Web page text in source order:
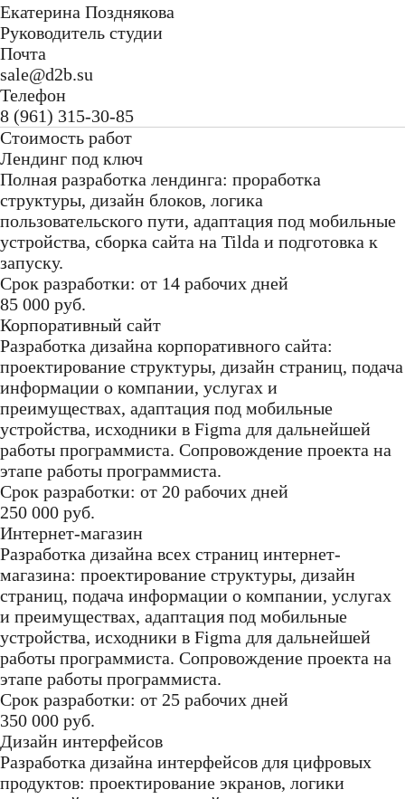
Екатерина Позднякова
Руководитель студии
Почта
sale@d2b.su
Телефон
8 (961) 315-30-85
Стоимость работ
Лендинг под ключ
Полная разработка лендинга: проработка
структуры, дизайн блоков, логика
пользовательского пути, адаптация под мобильные
устройства, сборка сайта на Tilda и подготовка к
запуску.
Срок разработки: от 14 рабочих дней
85 000 руб.
Корпоративный сайт
Разработка дизайна корпоративного сайта:
проектирование структуры, дизайн страниц, подача
информации о компании, услугах и
преимуществах, адаптация под мобильные
устройства, исходники в Figma для дальнейшей
работы программиста. Сопровождение проекта на
этапе работы программиста.
Срок разработки: от 20 рабочих дней
250 000 руб.
Интернет-магазин
Разработка дизайна всех страниц интернет-
магазина: проектирование структуры, дизайн
страниц, подача информации о компании, услугах
и преимуществах, адаптация под мобильные
устройства, исходники в Figma для дальнейшей
работы программиста. Сопровождение проекта на
этапе работы программиста.
Срок разработки: от 25 рабочих дней
350 000 руб.
Дизайн интерфейсов
Разработка дизайна интерфейсов для цифровых
продуктов: проектирование экранов, логики